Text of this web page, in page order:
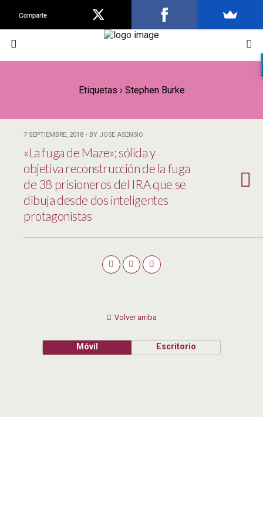
Etiquetas › Stephen Burke
7 SEPTIEMBRE, 2018 • BY JOSE ASENSIO
«La fuga de Maze»; sólida y
objetiva reconstrucción de la fuga
de 38 prisioneros del IRA que se
dibuja desde dos inteligentes
protagonistas
Volver arriba
Móvil Escritorio
Comparte